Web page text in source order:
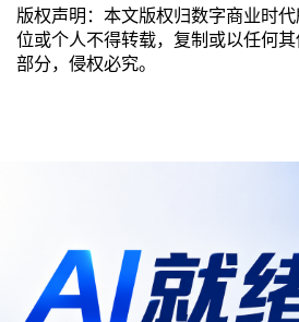
版权声明：本文版权归数字商业时
位或个人不得转载，复制或以任何
部分，侵权必究。